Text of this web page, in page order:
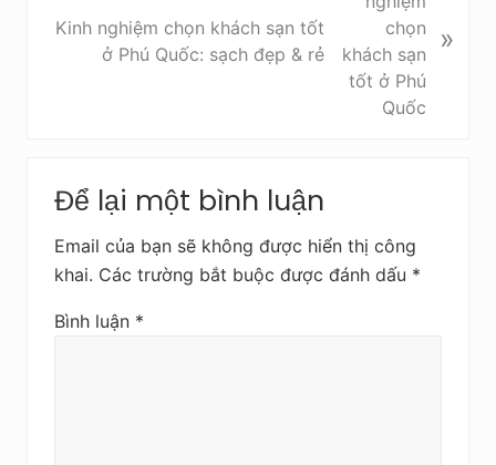
Kinh nghiệm chọn khách sạn tốt
ở Phú Quốc: sạch đẹp & rẻ
»
Reader
Interactions
Để lại một bình luận
Email của bạn sẽ không được hiển thị công
khai. Các trường bắt buộc được đánh dấu *
Bình luận *